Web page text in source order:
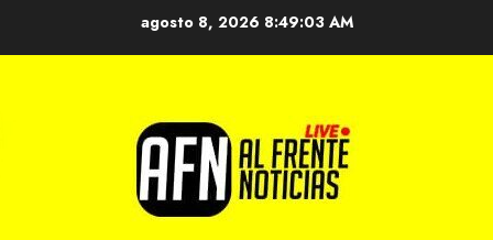
agosto 8, 2026 8:49:04 AM